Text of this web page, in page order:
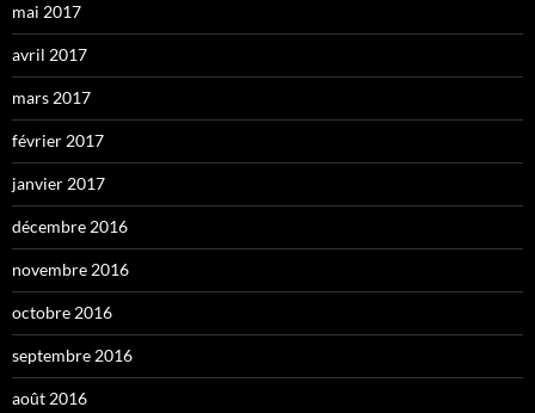
mai 2017
avril 2017
mars 2017
février 2017
janvier 2017
décembre 2016
novembre 2016
octobre 2016
septembre 2016
août 2016